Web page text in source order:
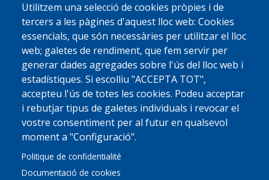
Utilitzem una selecció de cookies pròpies i de
tercers a les pàgines d'aquest lloc web: Cookies
essencials, que són necessàries per utilitzar el lloc
web; galetes de rendiment, que fem servir per
generar dades agregades sobre l'ús del lloc web i
estadístiques. Si escolliu "ACCEPTA TOT",
accepteu l'ús de totes les cookies. Podeu acceptar
i rebutjar tipus de galetes individuals i revocar el
vostre consentiment per al futur en qualsevol
moment a "Configuració".
Politique de confidentialité
Documentació de cookies